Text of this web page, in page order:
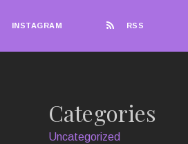
INSTAGRAM RSS
Categories
Uncategorized